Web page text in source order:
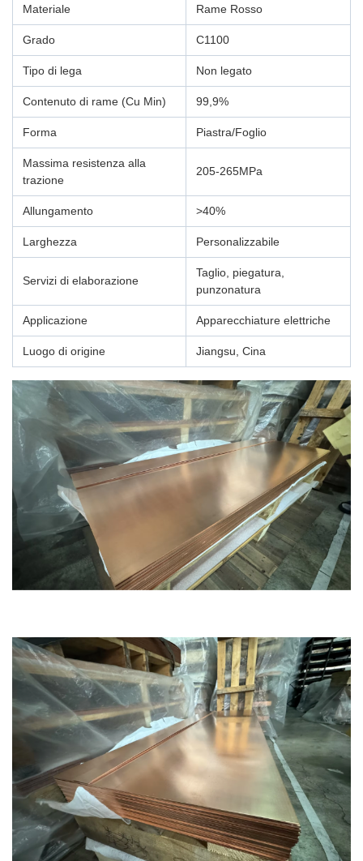
Materiale Rame Rosso
Grado C1100
Tipo di lega Non legato
Contenuto di rame (Cu Min) 99,9%
Forma Piastra/Foglio
Massima resistenza alla
trazione
205-265MPa
Allungamento >40%
Larghezza Personalizzabile
Servizi di elaborazione
Taglio, piegatura,
punzonatura
Applicazione Apparecchiature elettriche
Luogo di origine Jiangsu, Cina